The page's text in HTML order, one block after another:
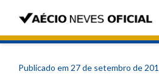
Publicado em 27 de setembro de